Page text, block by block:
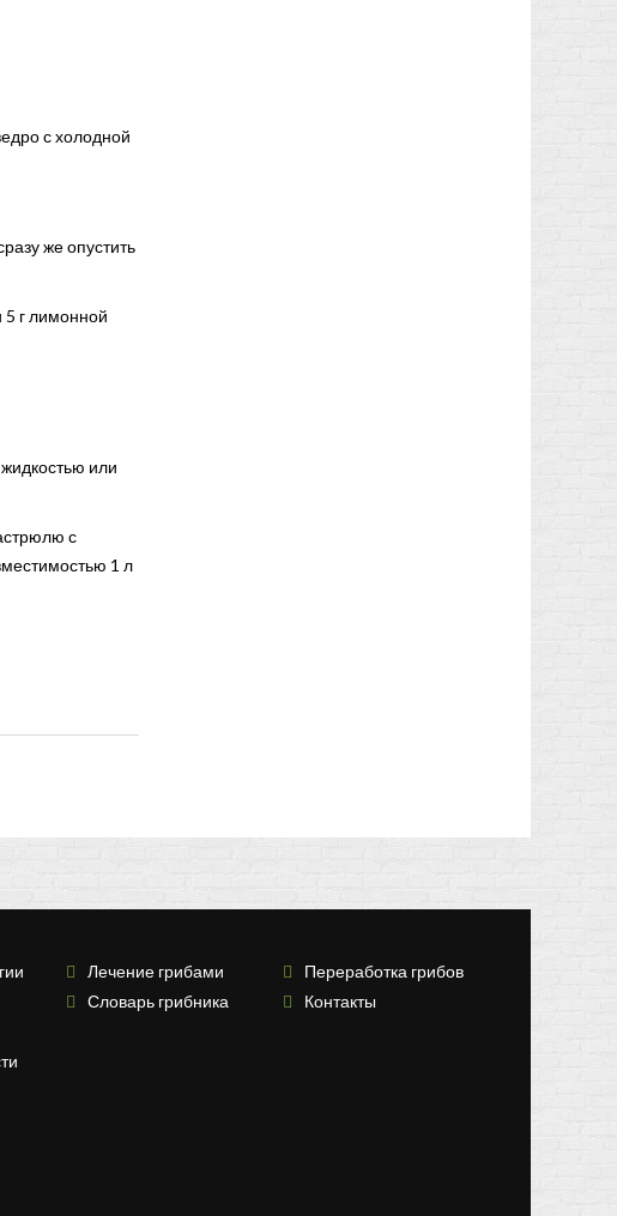
с холодной
же опустить
5 г лимонной
или
с
1 л
Лечение грибами
Словарь грибника
Переработка грибов
Контакты